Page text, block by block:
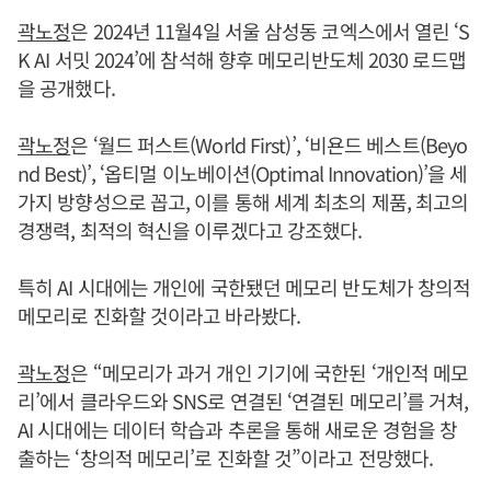
곽노정은 2024년 11월4일 서울 삼성동 코엑스에서 열린 ‘S
K AI 서밋 2024’에 참석해 향후 메모리반도체 2030 로드맵
을 공개했다.
곽노정은 ‘월드 퍼스트(World First)’, ‘비욘드 베스트(Beyo
nd Best)’, ‘옵티멀 이노베이션(Optimal Innovation)’을 세
가지 방향성으로 꼽고, 이를 통해 세계 최초의 제품, 최고의
경쟁력, 최적의 혁신을 이루겠다고 강조했다.
특히 AI 시대에는 개인에 국한됐던 메모리 반도체가 창의적
메모리로 진화할 것이라고 바라봤다.
곽노정은 “메모리가 과거 개인 기기에 국한된 ‘개인적 메모
리’에서 클라우드와 SNS로 연결된 ‘연결된 메모리’를 거쳐,
AI 시대에는 데이터 학습과 추론을 통해 새로운 경험을 창
출하는 ‘창의적 메모리’로 진화할 것”이라고 전망했다.